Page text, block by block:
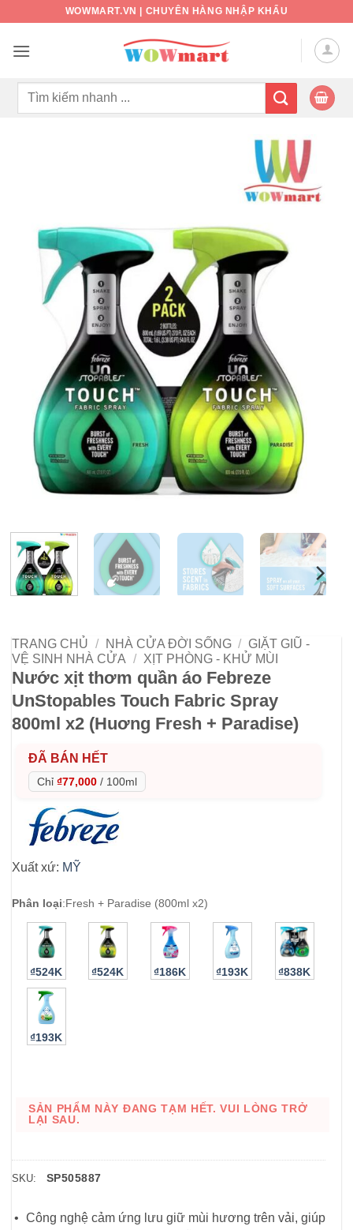
nội
WOWMART.VN | CHUYÊN HÀNG NHẬP KHẨU
Tìm
TRANG CHỦ / NHÀ CỬA ĐỜI SỐNG / GIẶT GIŨ -
VỆ SINH NHÀ CỬA / XỊT PHÒNG - KHỬ MÙI
Nước xịt thơm quần áo Febreze
UnStopables Touch Fabric Spray
800ml x2 (Huơng Fresh + Paradise)
ĐÃ BÁN HẾT
Chỉ ₫77,000 / 100ml
Xuất xứ: MỸ
Phân loại:Fresh + Paradise (800ml x2)
₫524K ₫524K ₫186K ₫193K ₫838K
₫193K
SẢN PHẨM NÀY ĐANG TẠM HẾT. VUI LÒNG TRỞ
LẠI SAU.
SKU: SP505887
Công nghệ cảm ứng lưu giữ mùi hương trên vải, giúp